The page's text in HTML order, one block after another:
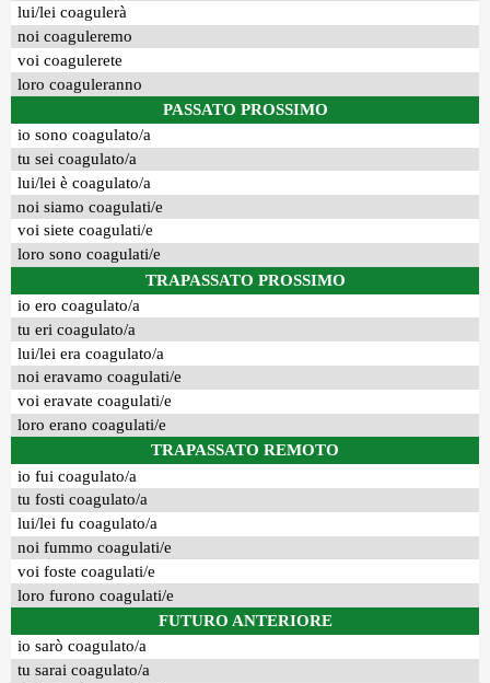
lui/lei coagulerà
noi coaguleremo
voi coagulerete
loro coaguleranno
PASSATO PROSSIMO
io sono coagulato/a
tu sei coagulato/a
lui/lei è coagulato/a
noi siamo coagulati/e
voi siete coagulati/e
loro sono coagulati/e
TRAPASSATO PROSSIMO
io ero coagulato/a
tu eri coagulato/a
lui/lei era coagulato/a
noi eravamo coagulati/e
voi eravate coagulati/e
loro erano coagulati/e
TRAPASSATO REMOTO
io fui coagulato/a
tu fosti coagulato/a
lui/lei fu coagulato/a
noi fummo coagulati/e
voi foste coagulati/e
loro furono coagulati/e
FUTURO ANTERIORE
io sarò coagulato/a
tu sarai coagulato/a